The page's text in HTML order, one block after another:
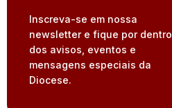
Inscreva-se em nossa
newsletter e fique por dentro
dos avisos, eventos e
mensagens especiais da
Diocese.